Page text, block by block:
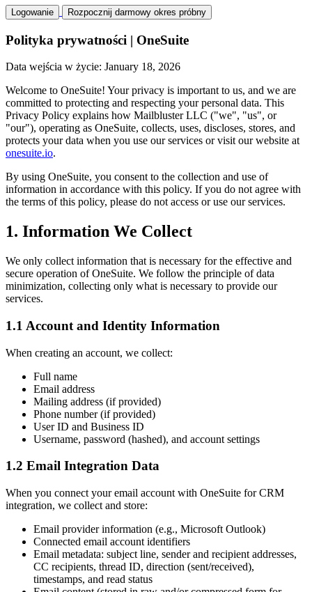
Logowanie Rozpocznij darmowy okres próbny
Polityka prywatności | OneSuite
Data wejścia w życie: January 18, 2026
Welcome to OneSuite! Your privacy is important to us, and we are
committed to protecting and respecting your personal data. This
Privacy Policy explains how Mailbluster LLC ("we", "us", or
"our"), operating as OneSuite, collects, uses, discloses, stores, and
protects your data when you use our services or visit our website at
onesuite.io.
By using OneSuite, you consent to the collection and use of
information in accordance with this policy. If you do not agree with
the terms of this policy, please do not access or use our services.
1. Information We Collect
We only collect information that is necessary for the effective and
secure operation of OneSuite. We follow the principle of data
minimization, collecting only what is necessary to provide our
services.
1.1 Account and Identity Information
When creating an account, we collect:
Full name
Email address
Mailing address (if provided)
Phone number (if provided)
User ID and Business ID
Username, password (hashed), and account settings
1.2 Email Integration Data
When you connect your email account with OneSuite for CRM
integration, we collect and store:
Email provider information (e.g., Microsoft Outlook)
Connected email account identifiers
Email metadata: subject line, sender and recipient addresses,
CC recipients, thread ID, direction (sent/received),
timestamps, and read status